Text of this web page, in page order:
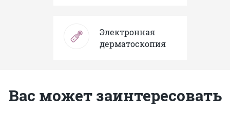
Электронная
дерматоскопия
Вас может заинтересовать